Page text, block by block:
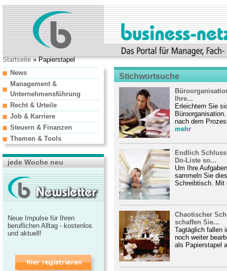
Startseite» Papierstapel
Stichwortsuche
Ihre...
Erleichtern Sie
nach dem
mehr
Endlich
Do-Liste so...
Um Ihre
sammeln Sie
Schreibtisch. Mit
Chaotischer
schaffen Sie...
Tagtäglich fallen
noch weiter
als Papierstapel
News
Management &
Unternehmensführung
Recht & Urteile
Job & Karriere
Steuern & Finanzen
Themen & Tools
jede Woche neu
Neue Impulse für Ihren
beruflichen Alltag - kostenlos
und aktuell!